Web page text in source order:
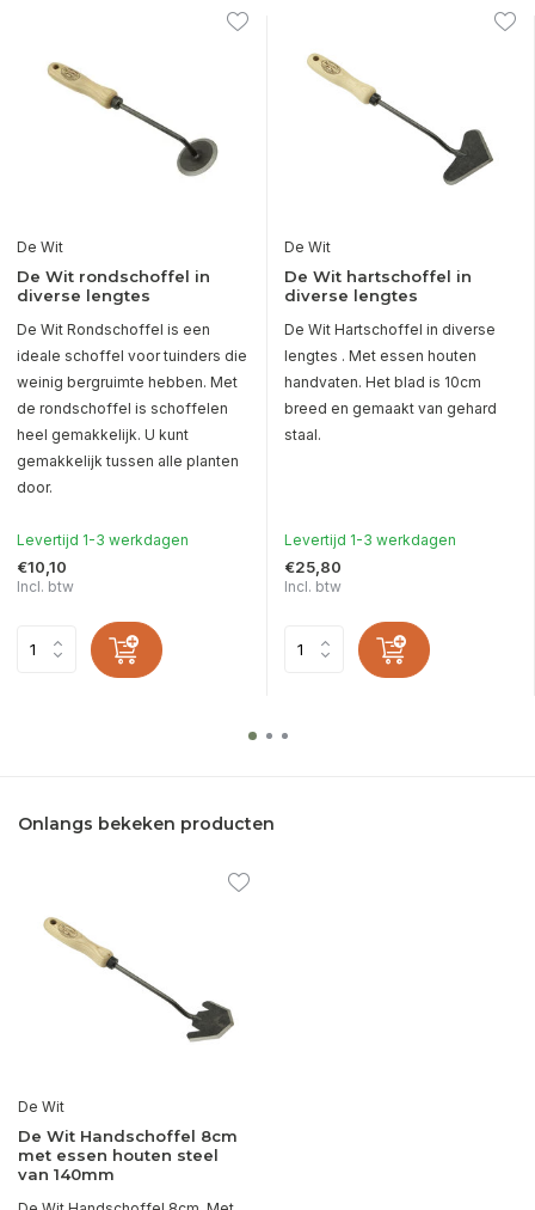
De Wit
De Wit rondschoffel in
diverse lengtes
De Wit Rondschoffel is een
ideale schoffel voor tuinders die
weinig bergruimte hebben. Met
de rondschoffel is schoffelen
heel gemakkelijk. U kunt
gemakkelijk tussen alle planten
door.
Levertijd 1-3 werkdagen
€10,10
Incl. btw
De Wit
De Wit hartschoffel in
diverse lengtes
De Wit Hartschoffel in diverse
lengtes . Met essen houten
handvaten. Het blad is 10cm
breed en gemaakt van gehard
staal.
Levertijd 1-3 werkdagen
€25,80
Incl. btw
Onlangs bekeken producten
De Wit
De Wit Handschoffel 8cm
met essen houten steel
van 140mm